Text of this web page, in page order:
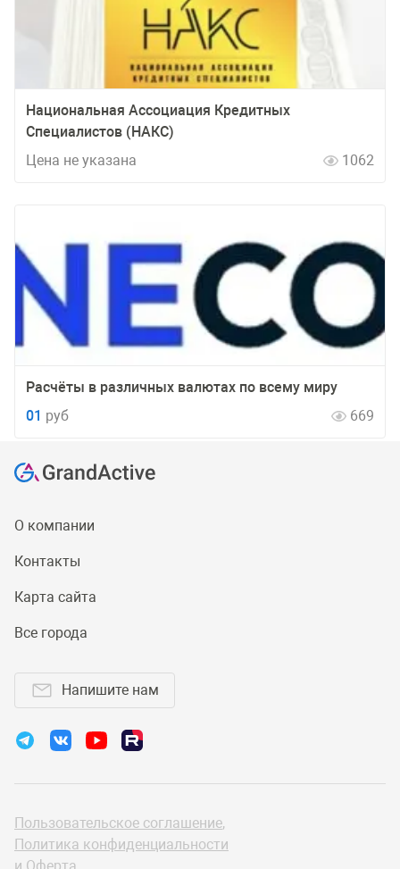
Национальная Ассоциация Кредитных
Специалистов (НАКС)
Цена не указана
1062
Расчёты в различных валютах по всему миру
01 руб 669
О компании
Контакты
Карта сайта
Все города
Напишите нам
Пользовательское соглашение,
Политика конфиденциальности